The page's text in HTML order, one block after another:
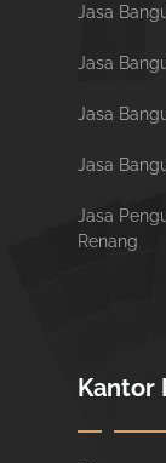
Jasa
Jasa
Jasa
Jasa
Jasa
Renang
Kantor